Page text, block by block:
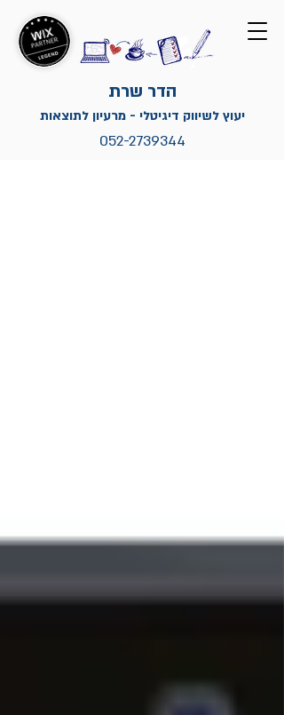
הדר שרת
יעוץ לשיווק דיגיטלי - מרעיון לתוצאות
052-2739344